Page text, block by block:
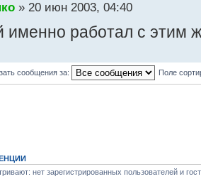
» 20 июн 2003, 04:40
именно работал с этим
сообщения за: Поле
нет зарегистрированных пользователей и